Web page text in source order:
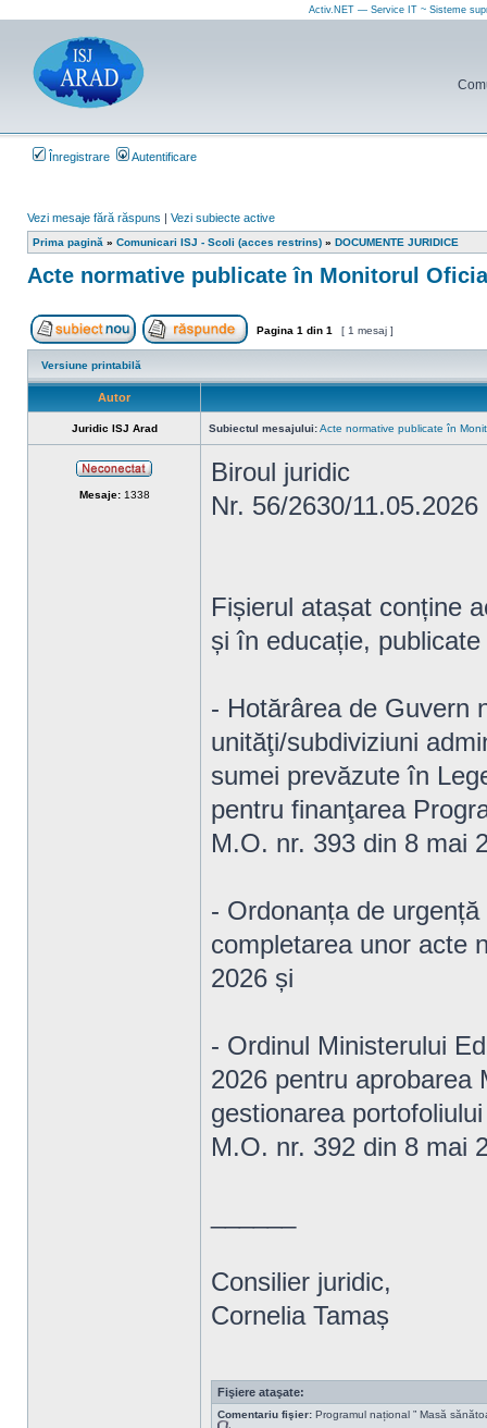
Activ.NET — Service IT ~ Sisteme
Înregistrare Autentificare
Vezi mesaje fără răspuns | Vezi subiecte active
Prima pagină » Comunicari ISJ - Scoli (acces restrins) » DOCUMENTE JURIDICE
Acte normative publicate în Monitorul
Scrie un subiect nou Răspunde la subiect
Pagina 1 din 1 [ 1 mesaj ]
Versiune printabilă
Autor
Juridic ISJ Arad Subiectul mesajului:Acte normative publicate în
Mesaje:1338
Biroul juridic
Nr. 56/2630/11.05.2026
Fișierul atașat conține
și în educație,
- Hotărârea de Guvern
unităţi/subdiviziuni
sumei prevăzute în
pentru finanţarea
M.O. nr. 393 din 8 mai
- Ordonanța de
completarea unor acte
2026 și
- Ordinul Ministerului
2026 pentru aprobarea
gestionarea
M.O. nr. 392 din 8 mai
Consilier juridic,
Cornelia Tamaș
Fişiere ataşate:
Comentariu fişier: Programul național ” Masă